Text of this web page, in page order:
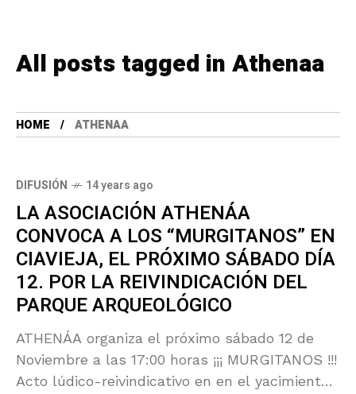
All posts tagged in Athenaa
HOME ATHENAA
DIFUSIÓN 14 years ago
LA ASOCIACIÓN ATHENÁA
CONVOCA A LOS “MURGITANOS” EN
CIAVIEJA, EL PRÓXIMO SÁBADO DÍA
12. POR LA REIVINDICACIÓN DEL
PARQUE ARQUEOLÓGICO
ATHENÁA organiza el próximo sábado 12 de
Noviembre a las 17:00 horas ¡¡¡ MURGITANOS !!!
Acto lúdico-reivindicativo en en el yacimiento